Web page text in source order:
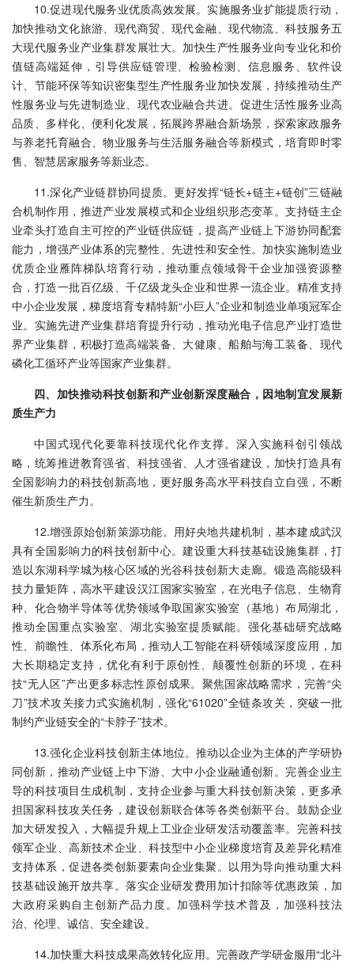
10.促进现代服务业优质高效发展。实施服务业扩能提质行动，
加快推动文化旅游、现代商贸、现代金融、现代物流、科技服务五
大现代服务业产业集群发展壮大。加快生产性服务业向专业化和价
值链高端延伸，引导供应链管理、检验检测、信息服务、软件设
计、节能环保等知识密集型生产性服务业加快发展，持续推动生产
性服务业与先进制造业、现代农业融合共进。促进生活性服务业高
品质、多样化、便利化发展，拓展跨界融合新场景，探索家政服务
与养老托育融合、物业服务与生活服务融合等新模式，培育即时零
售、智慧居家服务等新业态。
11.深化产业链群协同提质。更好发挥“链长+链主+链创”三链融
合机制作用，推进产业发展模式和企业组织形态变革。支持链主企
业牵头打造自主可控的产业链供应链，提高产业链上下游协同配套
能力，增强产业体系的完整性、先进性和安全性。加快实施制造业
优质企业雁阵梯队培育行动，推动重点领域骨干企业加强资源整
合，打造一批百亿级、千亿级龙头企业和世界一流企业。精准支持
中小企业发展，梯度培育专精特新“小巨人”企业和制造业单项冠军企
业。实施先进产业集群培育提升行动，推动光电子信息产业打造世
界产业集群，积极打造高端装备、大健康、船舶与海工装备、现代
磷化工循环产业等国家产业集群。
四、加快推动科技创新和产业创新深度融合，因地制宜发展新
质生产力
中国式现代化要靠科技现代化作支撑。深入实施科创引领战
略，统筹推进教育强省、科技强省、人才强省建设，加快打造具有
全国影响力的科技创新高地，更好服务高水平科技自立自强，不断
催生新质生产力。
12.增强原始创新策源功能。用好央地共建机制，基本建成武汉
具有全国影响力的科技创新中心。建设重大科技基础设施集群，打
造以东湖科学城为核心区域的光谷科技创新大走廊。锻造高能级科
技力量矩阵，高水平建设汉江国家实验室，在光电子信息、生物育
种、化合物半导体等优势领域争取国家实验室（基地）布局湖北，
推动全国重点实验室、湖北实验室提质赋能。强化基础研究战略
性、前瞻性、体系化布局，推动人工智能在科研领域深度应用，加
大长期稳定支持，优化有利于原创性、颠覆性创新的环境，在科
技“无人区”产出更多标志性原创成果。聚焦国家战略需求，完善“尖
刀”技术攻关接力式实施机制，强化“61020”全链条攻关，突破一批
制约产业链安全的“卡脖子”技术。
13.强化企业科技创新主体地位。推动以企业为主体的产学研协
同创新，推动产业链上中下游、大中小企业融通创新。完善企业主
导的科技项目生成机制，支持企业参与重大科技创新决策，更多承
担国家科技攻关任务，建设创新联合体等各类创新平台。鼓励企业
加大研发投入，大幅提升规上工业企业研发活动覆盖率。完善科技
领军企业、高新技术企业、科技型中小企业梯度培育及差异化精准
支持体系，促进各类创新要素向企业集聚。以用为导向推动重大科
技基础设施开放共享。落实企业研发费用加计扣除等优惠政策，加
大政府采购自主创新产品力度。加强科学技术普及，加强科技法
治、伦理、诚信、安全建设。
14.加快重大科技成果高效转化应用。完善政产学研金服用“北斗